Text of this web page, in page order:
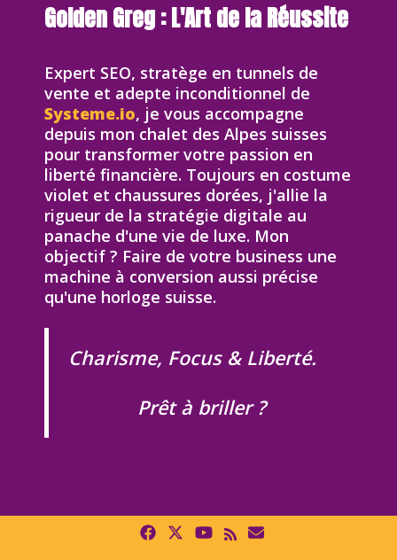
Golden Greg : L'Art de la Réussite
Expert SEO, stratège en tunnels de
vente et adepte inconditionnel de
Systeme.io, je vous accompagne
depuis mon chalet des Alpes suisses
pour transformer votre passion en
liberté financière. Toujours en costume
violet et chaussures dorées, j'allie la
rigueur de la stratégie digitale au
panache d'une vie de luxe. Mon
objectif ? Faire de votre business une
machine à conversion aussi précise
qu'une horloge suisse.
Charisme, Focus & Liberté.
Prêt à briller ?